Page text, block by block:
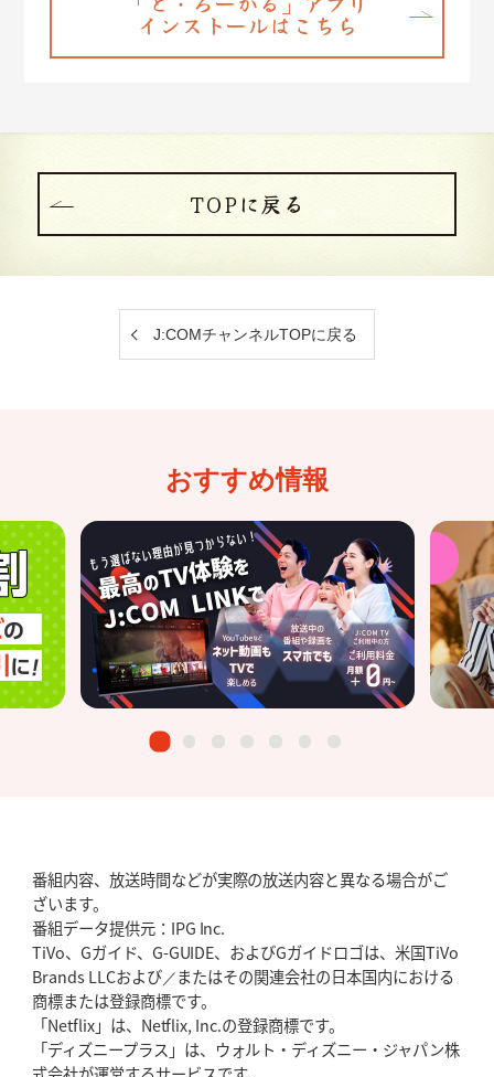
インストールはこちら
TOPに戻る
J:COMチャンネルTOPに戻る
おすすめ情報
番組内容、放送時間などが実際の放送内容と異なる場合がご
ざいます。
番組データ提供元：IPG Inc.
TiVo、Gガイド、G-GUIDE、およびGガイドロゴは、米国TiVo
Brands LLCおよび／またはその関連会社の日本国内における
商標または登録商標です。
「Netflix」は、Netflix, Inc.の登録商標です。
「ディズニープラス」は、ウォルト・ディズニー・ジャパン株